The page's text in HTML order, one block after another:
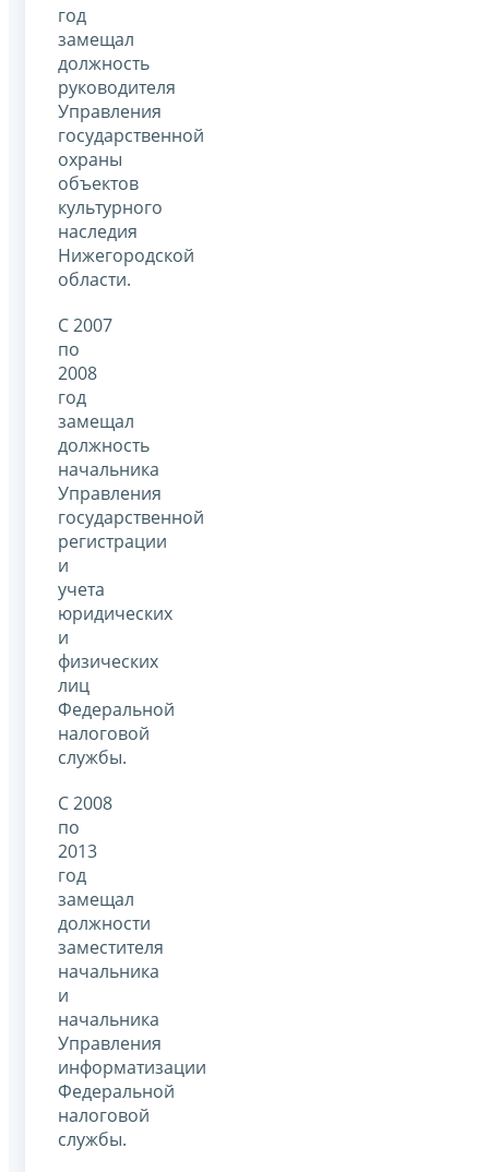
год
замещал
должность
руководителя
Управления
государственной
охраны
объектов
культурного
наследия
Нижегородской
области.
С 2007
по
2008
год
замещал
должность
начальника
Управления
государственной
регистрации
и
учета
юридических
и
физических
лиц
Федеральной
налоговой
службы.
С 2008
по
2013
год
замещал
должности
заместителя
начальника
и
начальника
Управления
информатизации
Федеральной
налоговой
службы.